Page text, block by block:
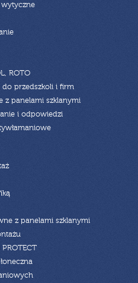
ROTO
przedszkoli i firm
z panelami szklanymi
i odpowiedzi
z panelami szklanymi